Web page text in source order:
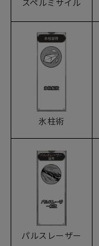
スペルミサイル
氷柱術
パルスレーザー